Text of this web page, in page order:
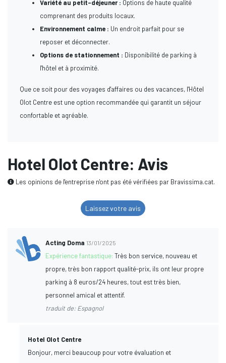
Variété au petit-déjeuner : Options de haute qualité
comprenant des produits locaux.
Environnement calme : Un endroit parfait pour se
reposer et déconnecter.
Options de stationnement : Disponibilité de parking à
l'hôtel et à proximité.
Que ce soit pour des voyages d'affaires ou des vacances, l'Hôtel
Olot Centre est une option recommandée qui garantit un séjour
confortable et agréable.
Hotel Olot Centre: Avis
Les opinions de l'entreprise n'ont pas été vérifiées par Bravissima.cat.
Laissez votre avis
Acting Doma 13/01/2025
Expérience fantastique:Très bon service, nouveau et
propre, très bon rapport qualité-prix, ils ont leur propre
parking à 8 euros/24 heures, tout est très bien,
personnel amical et attentif.
traduit de: Espagnol
Hotel Olot Centre
Bonjour, merci beaucoup pour votre évaluation et